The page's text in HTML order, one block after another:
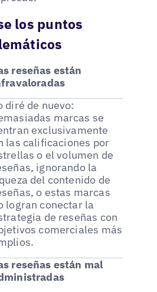
los puntos
reseñas están
diré de nuevo:
marcas se
exclusivamente
las calificaciones por
o el volumen de
ignorando la
del contenido de
o estas marcas
logran conectar la
de reseñas con
comerciales más
reseñas están mal